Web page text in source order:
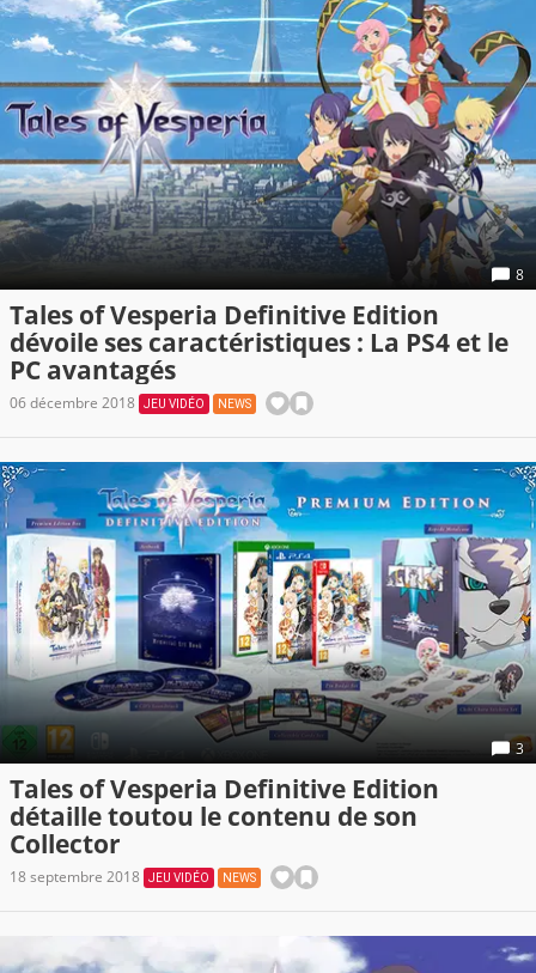
8
Tales of Vesperia Definitive Edition
dévoile ses caractéristiques : La PS4 et le
PC avantagés
06 décembre 2018 JEU VIDÉO NEWS
3
Tales of Vesperia Definitive Edition
détaille toutou le contenu de son
Collector
18 septembre 2018 JEU VIDÉO NEWS